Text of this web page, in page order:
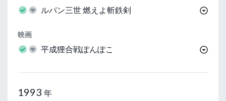
ルパン三世 燃えよ斬鉄剣
映画
平成狸合戦ぽんぽこ
1993 年